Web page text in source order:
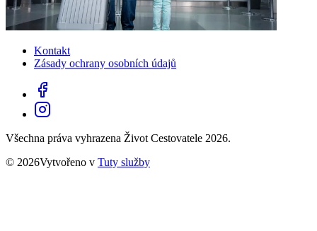
Kontakt
Zásady ochrany osobních údajů
Všechna práva vyhrazena Život Cestovatele 2026.
© 2026Vytvořeno v Tuty služby